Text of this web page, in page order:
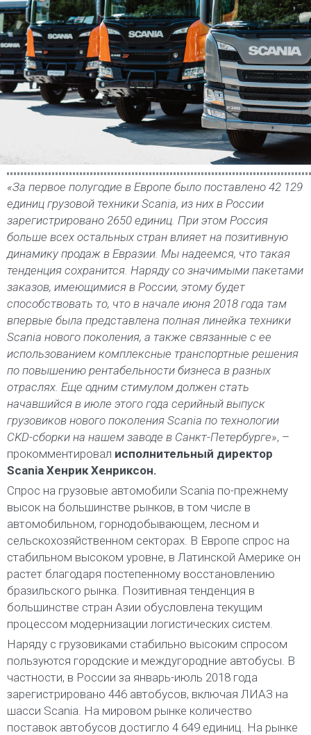
«За первое полугодие в Европе было поставлено 42 129
единиц грузовой техники Scania, из них в России
зарегистрировано 2650 единиц. При этом Россия
больше всех остальных стран влияет на позитивную
динамику продаж в Евразии. Мы надеемся, что такая
тенденция сохранится. Наряду со значимыми пакетами
заказов, имеющимися в России, этому будет
способствовать то, что в начале июня 2018 года там
впервые была представлена полная линейка техники
Scania нового поколения, а также связанные с ее
использованием комплексные транспортные решения
по повышению рентабельности бизнеса в разных
отраслях. Еще одним стимулом должен стать
начавшийся в июле этого года серийный выпуск
грузовиков нового поколения Scania по технологии
CKD-сборки на нашем заводе в Санкт-Петербурге», –
прокомментировал исполнительный директор
Scania Хенрик Хенриксон.
Спрос на грузовые автомобили Scania по-прежнему
высок на большинстве рынков, в том числе в
автомобильном, горнодобывающем, лесном и
сельскохозяйственном секторах. В Европе спрос на
стабильном высоком уровне, в Латинской Америке он
растет благодаря постепенному восстановлению
бразильского рынка. Позитивная тенденция в
большинстве стран Азии обусловлена текущим
процессом модернизации логистических систем.
Наряду с грузовиками стабильно высоким спросом
пользуются городские и междугородние автобусы. В
частности, в России за январь-июль 2018 года
зарегистрировано 446 автобусов, включая ЛИАЗ на
шасси Scania. На мировом рынке количество
поставок автобусов достигло 4 649 единиц. На рынке